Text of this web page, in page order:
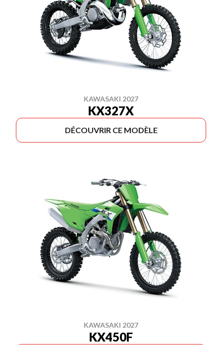
KAWASAKI 2027
KX327X
DÉCOUVRIR CE MODÈLE
KAWASAKI 2027
KX450F